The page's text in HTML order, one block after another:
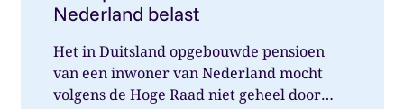
Nederland belast
Het in Duitsland opgebouwde pensioen
van een inwoner van Nederland mocht
volgens de Hoge Raad niet geheel door